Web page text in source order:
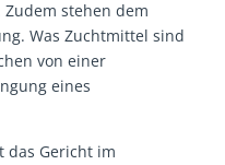
stehen dem
Was Zuchtmittel sind
von einer
eines
das Gericht im